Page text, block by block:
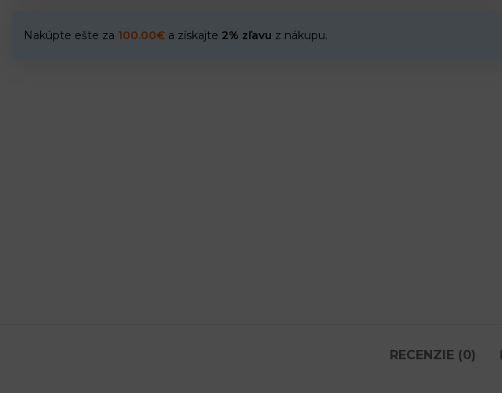
Nakúpte ešte za 100.00€ a získajte 2% zľavu z nákupu.
RECENZIE (0)